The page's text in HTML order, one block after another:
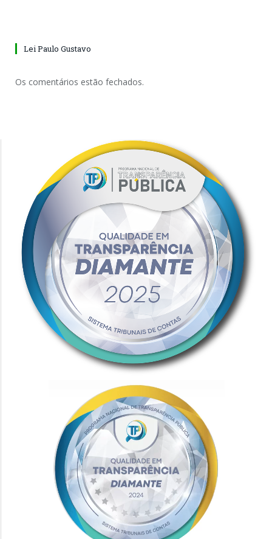
Lei Paulo Gustavo
Os comentários estão fechados.